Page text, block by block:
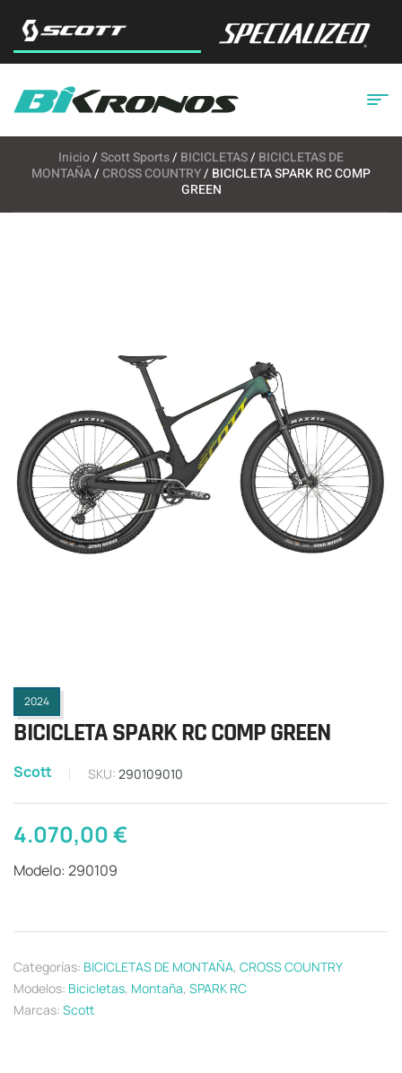
Inicio/Scott Sports/ BICICLETAS/ BICICLETAS DE
MONTAÑA/ CROSS COUNTRY/ BICICLETA SPARK RC COMP
GREEN
2024
BICICLETA SPARK RC COMP GREEN
Scott SKU: 290109010
4.070,00€
Modelo: 290109
Categorías: BICICLETAS DE MONTAÑA, CROSS COUNTRY
Modelos: Bicicletas, Montaña, SPARK RC
Marcas: Scott